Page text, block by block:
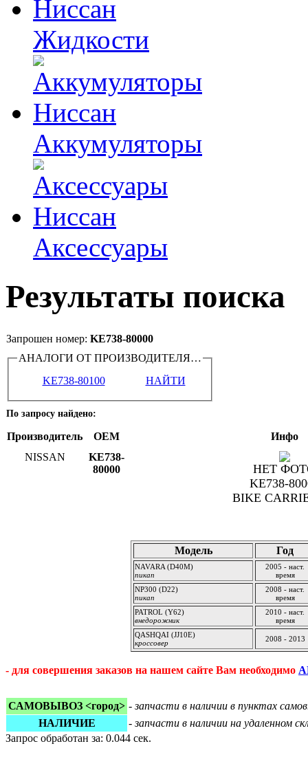
Жидкости
Аккумуляторы
Аксессуары
Результаты поиска
Запрошен номер: KE738-80000
АНАЛОГИ ОТ ПРОИЗВОДИТЕЛЯ…
KE738-80100
НАЙТИ
По запросу найдено:
Производитель OEM
Инфо
NISSAN
KE738-
80000
НЕТ
KE738-
BIKE
Модель Год
NAVARA (D40M)
пикап
2005 - наст.
время
NP300 (D22)
пикап
2008 - наст.
время
PATROL (Y62)
внедорожник
2010 - наст.
время
QASHQAI (JJ10E)
кроссовер
2008 - 2013
- для совершения заказов на нашем сайте Вам необходимо
САМОВЫВОЗ <город> -запчасти в наличии в пунктах
НАЛИЧИЕ
-запчасти в наличии на удаленном
Запрос обработан за: 0.044 сек.